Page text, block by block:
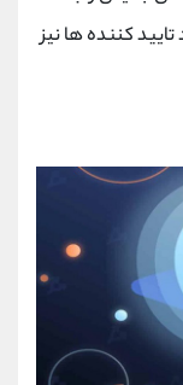
کننده ها نیز